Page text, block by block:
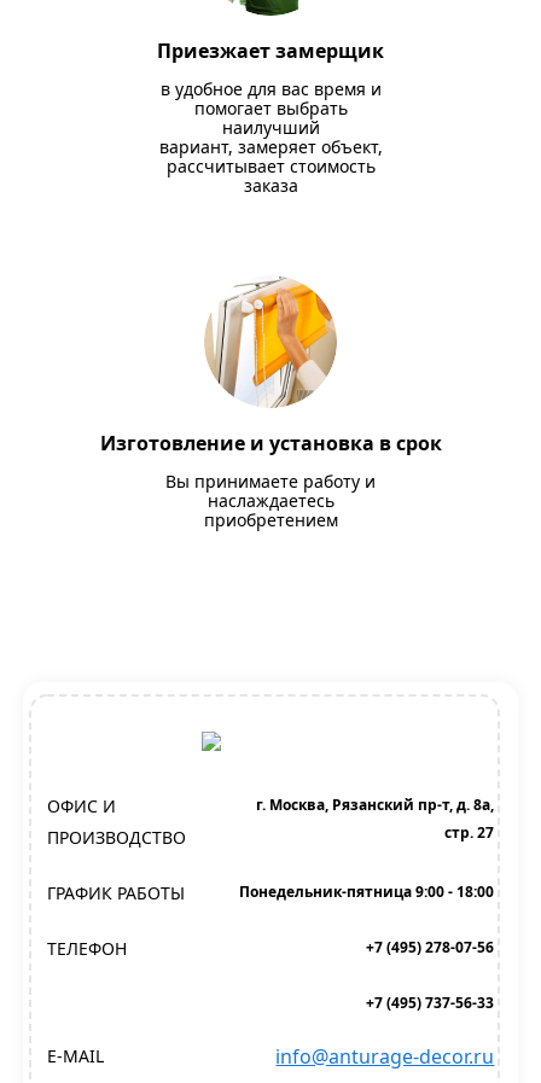
Приезжает замерщик
в удобное для вас время и
помогает выбрать
наилучший
вариант, замеряет объект,
рассчитывает стоимость
заказа
Изготовление и установка в срок
Вы принимаете работу и
наслаждаетесь
приобретением
ОФИС И
ПРОИЗВОДСТВО
г. Москва, Рязанский пр-т, д. 8а,
стр. 27
ГРАФИК РАБОТЫ Понедельник-пятница 9:00 - 18:00
ТЕЛЕФОН +7 (495) 278-07-56
+7 (495) 737-56-33
E-MAIL info@anturage-decor.ru